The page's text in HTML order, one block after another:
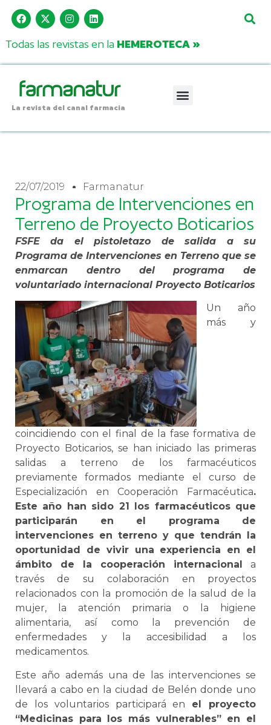
Todas las revistas en la HEMEROTECA »
La revista del canal farmacia
22/07/2019 Farmanatur
Programa de Intervenciones en
Terreno de Proyecto Boticarios
FSFE da el pistoletazo de salida a su
Programa de Intervenciones en Terreno que se
enmarcan dentro del programa de
voluntariado internacional Proyecto Boticarios
Un año
más y
coincidiendo con el final de la fase formativa de
Proyecto Boticarios, se han iniciado las primeras
salidas a terreno de los farmacéuticos
previamente formados mediante el curso de
Especialización en Cooperación Farmacéutica.
Este año han sido 21 los farmacéuticos que
participarán en el programa de
intervenciones en terreno y que tendrán la
oportunidad de vivir una experiencia en el
ámbito de la cooperación internacional a
través de su colaboración en proyectos
relacionados con la promoción de la salud de la
mujer, la atención primaria o la higiene
alimentaria, así como la prevención de
enfermedades y la accesibilidad a los
medicamentos.
Este año además una de las intervenciones se
llevará a cabo en la ciudad de Belén donde uno
de los voluntarios participará en el proyecto
“Medicinas para los más vulnerables” en el